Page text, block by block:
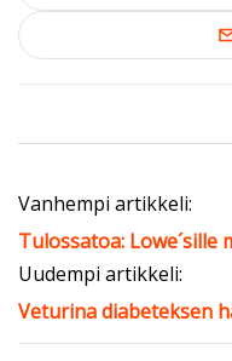
Vanhempi artikkeli:
Tulossatoa:
Uudempi artikkeli:
Veturina diabeteksen